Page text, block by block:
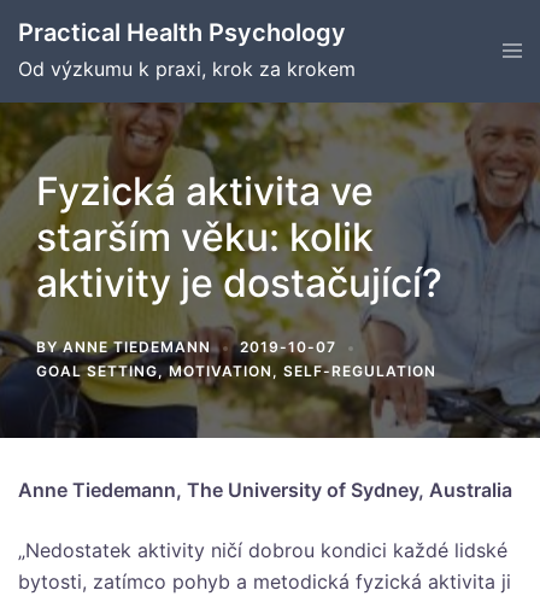
content
Practical Health Psychology
Od výzkumu k praxi, krok za krokem
Fyzická aktivita ve
starším věku: kolik
aktivity je dostačující?
BYANNE TIEDEMANN
2019-10-07
GOAL SETTING, MOTIVATION , SELF-REGULATION
Anne Tiedemann, The University of Sydney, Australia
„Nedostatek aktivity ničí dobrou kondici každé lidské
bytosti, zatímco pohyb a metodická fyzická aktivita ji